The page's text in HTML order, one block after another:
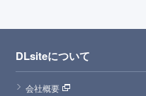
DLsiteについて
会社概要